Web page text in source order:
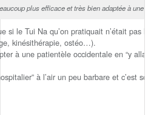
plus efficace et très bien adaptée à une
si le Tui Na qu’on pratiquait n’était pas
kinésithérapie, ostéo…).
à une patientèle occidentale en “y
à l’air un peu barbare et c’est